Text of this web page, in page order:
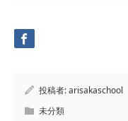
投稿者:arisakaschool
未分類